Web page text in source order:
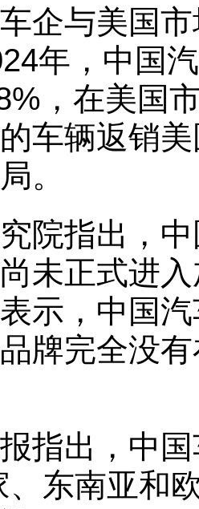
企与美国
年，中国
，在美国
车辆返销
。
院指出，
未正式进
示，中国
牌完全没
指出，中
、东南亚和